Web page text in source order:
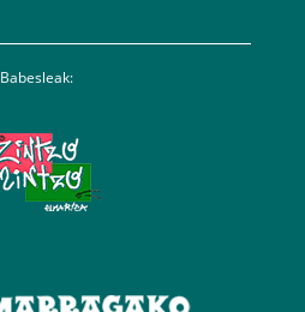
Babesleak: